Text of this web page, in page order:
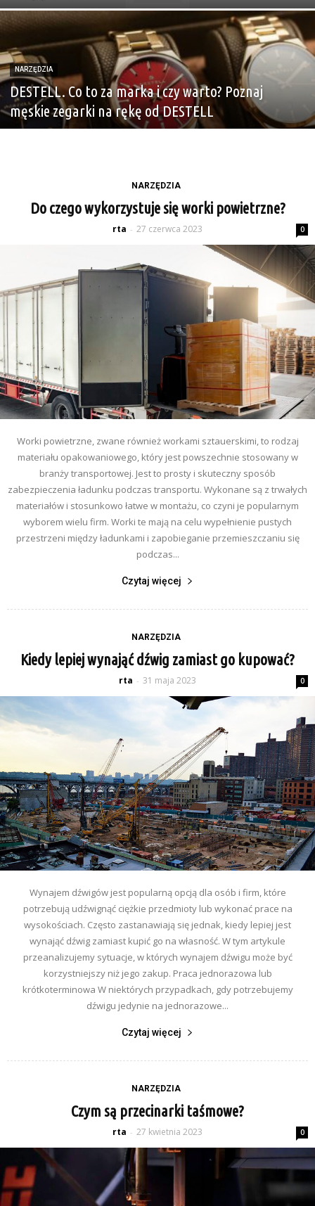
NARZĘDZIA
DESTELL. Co to za marka i czy warto? Poznaj
męskie zegarki na rękę od DESTELL
NARZĘDZIA
Do czego wykorzystuje się worki powietrzne?
rta - 27 czerwca 2023 0
Worki powietrzne, zwane również workami sztauerskimi, to rodzaj
materiału opakowaniowego, który jest powszechnie stosowany w
branży transportowej. Jest to prosty i skuteczny sposób
zabezpieczenia ładunku podczas transportu. Wykonane są z trwałych
materiałów i stosunkowo łatwe w montażu, co czyni je popularnym
wyborem wielu firm. Worki te mają na celu wypełnienie pustych
przestrzeni między ładunkami i zapobieganie przemieszczaniu się
podczas...
Czytaj więcej
NARZĘDZIA
Kiedy lepiej wynająć dźwig zamiast go kupować?
rta - 31 maja 2023 0
Wynajem dźwigów jest popularną opcją dla osób i firm, które
potrzebują udźwignąć ciężkie przedmioty lub wykonać prace na
wysokościach. Często zastanawiają się jednak, kiedy lepiej jest
wynająć dźwig zamiast kupić go na własność. W tym artykule
przeanalizujemy sytuacje, w których wynajem dźwigu może być
korzystniejszy niż jego zakup. Praca jednorazowa lub
krótkoterminowa W niektórych przypadkach, gdy potrzebujemy
dźwigu jedynie na jednorazowe...
Czytaj więcej
NARZĘDZIA
Czym są przecinarki taśmowe?
rta - 27 kwietnia 2023 0